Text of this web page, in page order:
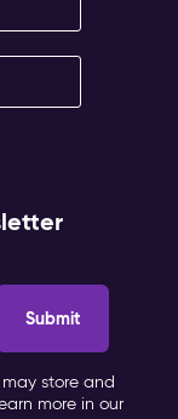
store and
more in our